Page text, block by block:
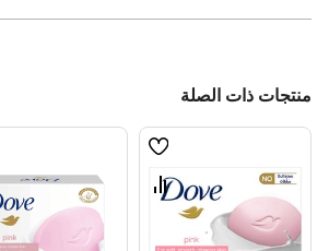
منتجات ذات الصلة
قائمة
قارن